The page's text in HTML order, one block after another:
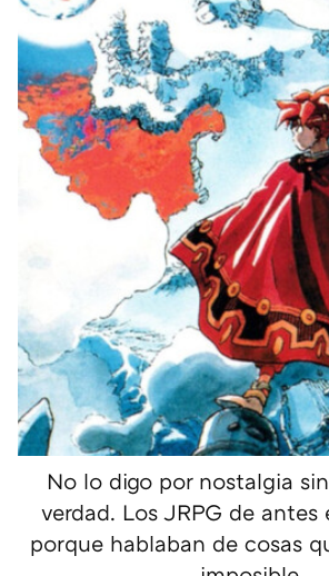
No lo digo por nostalgia
verdad. Los JRPG de antes
porque hablaban de cosas